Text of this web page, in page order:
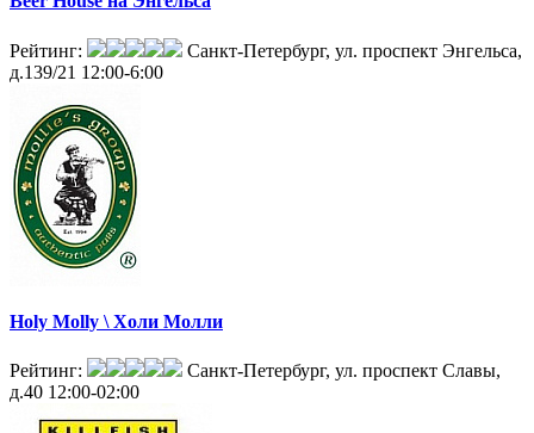
Рейтинг:
Санкт-Петербург, ул. проспект Энгельса,
д.139/21 12:00-6:00
Holy Molly \ Холи Молли
Рейтинг:
Санкт-Петербург, ул. проспект Славы,
д.40 12:00-02:00